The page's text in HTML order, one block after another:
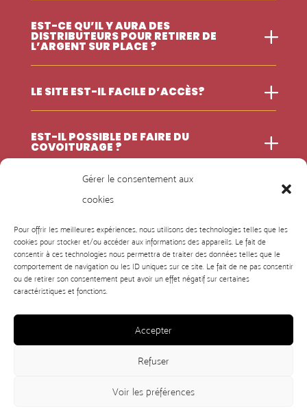
Gérer le consentement aux
cookies
Pour offrir les meilleures expériences, nous utilisons des technologies telles que les
cookies pour stocker et/ou accéder aux informations des appareils. Le fait de
consentir à ces technologies nous permettra de traiter des données telles que le
comportement de navigation ou les ID uniques sur ce site. Le fait de ne pas consentir
ou de retirer son consentement peut avoir un effet négatif sur certaines
caractéristiques et fonctions.
Accepter
Refuser
Voir les préférences
EST-CE QU’IL Y AURA DES
DISTRIBUTEURS POUR RETIRER DE
L’ARGENT SUR PLACE ?
LE SITE EST-IL FACILE D’ACCÈS?
EST-IL POSSIBLE DE FAIRE DU
COVOITURAGE ?